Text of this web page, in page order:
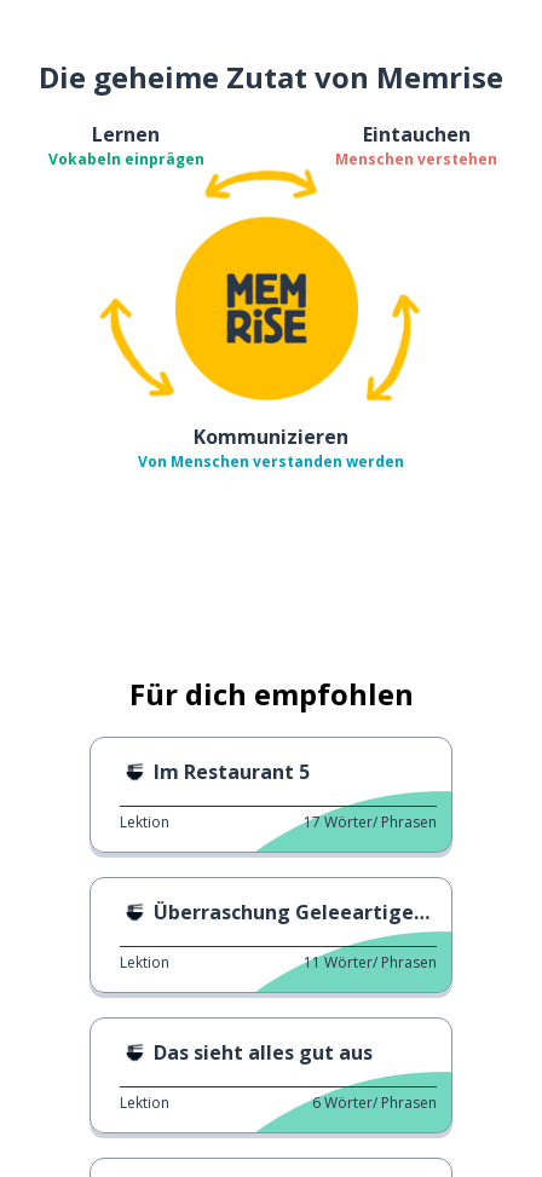
Die geheime Zutat von Memrise
Lernen
Vokabeln einprägen
Eintauchen
Menschen verstehen
Kommunizieren
Von Menschen verstanden werden
Für dich empfohlen
Im Restaurant 5
Lektion 17Wörter/ Phrasen
Überraschung Geleeartiges Gebratenes Ei
Lektion 11Wörter/ Phrasen
Das sieht alles gut aus
Lektion 6Wörter/ Phrasen